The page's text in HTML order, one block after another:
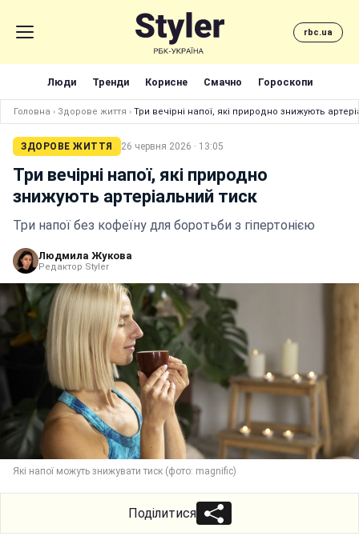
rbc.ua
Люди Тренди Корисне Смачно Гороскопи
Головна › Здорове життя › Три вечірні напої, які природно знижують
ЗДОРОВЕ ЖИТТЯ 26 червня 2026 · 13:05
Три вечірні напої, які природно
знижують артеріальний тиск
Три напої без кофеїну для боротьби з гіпертонією
Людмила Жукова
Редактор Styler
Які напої можуть знижувати тиск (фото: magnific)
Поділитися